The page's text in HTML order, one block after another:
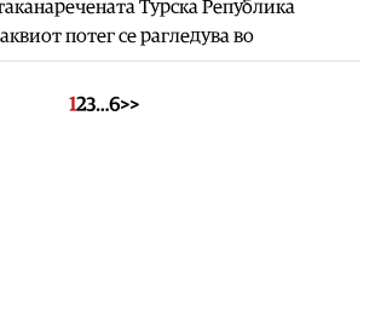
Турска Република
потег се рагледува во
123…6>>